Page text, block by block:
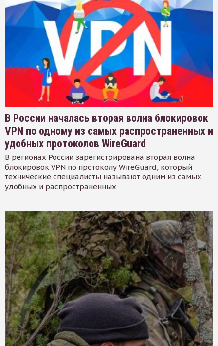
В России началась вторая волна блокировок
VPN по одному из самых распространенных и
удобных протоколов WireGuard
В регионах России зарегистрирована вторая волна
блокировок VPN по протоколу WireGuard, который
технические специалисты называют одним из самых
удобных и распространенных